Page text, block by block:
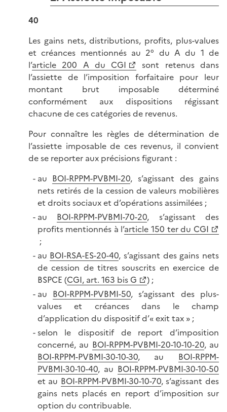
40
Les gains nets, distributions, profits, plus-values
et créances mentionnés au 2° du A du 1 de
l’article 200 A du CGI
sont retenus dans
l’assiette de l’imposition forfaitaire pour leur
montant brut imposable déterminé
conformément aux dispositions régissant
chacune de ces catégories de revenus.
Pour connaître les règles de détermination de
l’assiette imposable de ces revenus, il convient
de se reporter aux précisions figurant :
au BOI-RPPM-PVBMI-20, s’agissant des gains
nets retirés de la cession de valeurs mobilières
et droits sociaux et d’opérations assimilées ;
au BOI-RPPM-PVBMI-70-20, s’agissant des
profits mentionnés à l’article 150 ter du CGI
;
au BOI-RSA-ES-20-40, s’agissant des gains nets
de cession de titres souscrits en exercice de
BSPCE (CGI, art. 163 bis G
) ;
au BOI-RPPM-PVBMI-50, s’agissant des plus-
values et créances dans le champ
d’application du dispositif d’« exit tax » ;
selon le dispositif de report d’imposition
concerné, au BOI-RPPM-PVBMI-20-10-10-20, au
BOI-RPPM-PVBMI-30-10-30, au BOI-RPPM-
PVBMI-30-10-40, au BOI-RPPM-PVBMI-30-10-50
et au BOI-RPPM-PVBMI-30-10-70, s’agissant des
gains nets placés en report d’imposition sur
option du contribuable.